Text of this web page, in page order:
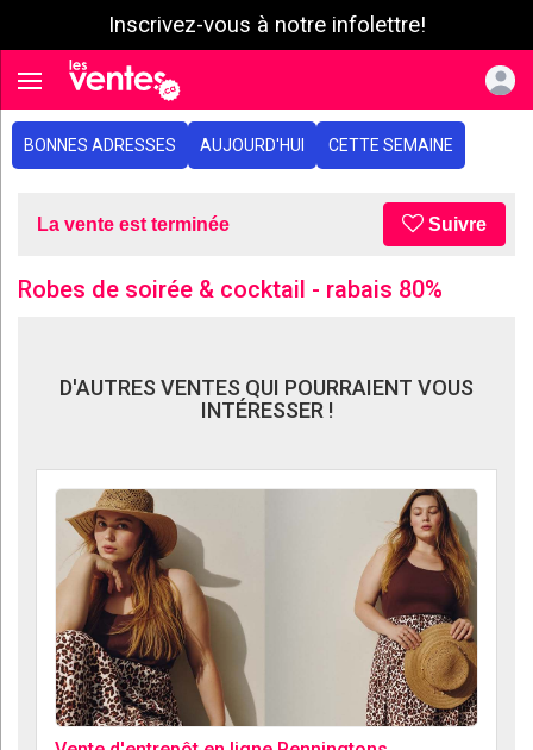
Inscrivez-vous à notre infolettre!
Toggle navigation
BONNES ADRESSES AUJOURD'HUI CETTE SEMAINE
La vente est terminée Suivre
Robes de soirée & cocktail - rabais 80%
D'AUTRES VENTES QUI POURRAIENT VOUS
INTÉRESSER !